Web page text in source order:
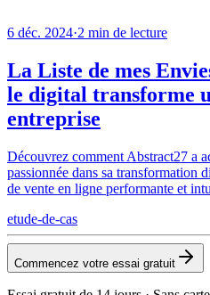
6 déc. 2024·2 min de lecture
La Liste de mes
le digital transforme
entreprise
Découvrez comment Abstract27 a
passionnée dans sa transformation
de vente en ligne performante et
etude-de-cas
Commencez votre essai gratuit